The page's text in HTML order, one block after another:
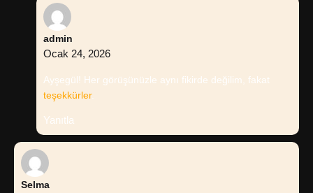
admin
Ocak 24, 2026
Ayşegül! Her görüşünüzle aynı fikirde değilim, fakat
teşekkürler.
Yanıtla
Selma